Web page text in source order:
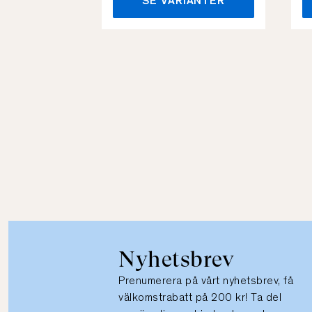
Nyhetsbrev
Prenumerera på vårt nyhetsbrev, få
välkomstrabatt på 200 kr! Ta del